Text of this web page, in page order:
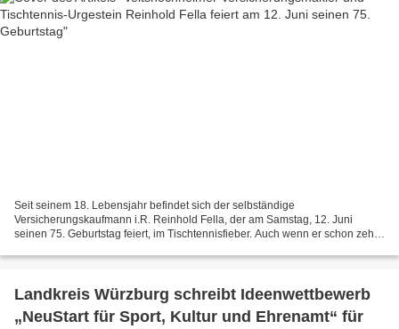
Seit seinem 18. Lebensjahr befindet sich der selbständige
Versicherungskaufmann i.R. Reinhold Fella, der am Samstag, 12. Juni
seinen 75. Geburtstag feiert, im Tischtennisfieber. Auch wenn er schon zehn
Landkreis Würzburg schreibt Ideenwettbewerb
„NeuStart für Sport, Kultur und Ehrenamt“ für